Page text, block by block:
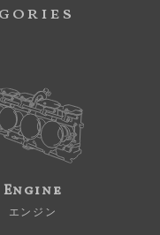
Engine
エンジン